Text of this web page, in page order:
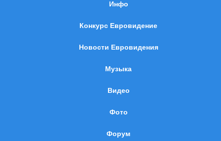
Инфо
Конкурс Евровидение
Новости Евровидения
Музыка
Видео
Фото
Форум